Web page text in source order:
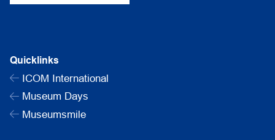
Quicklinks
ICOM International
Museum Days
Museumsmile